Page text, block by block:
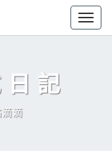
記
滴